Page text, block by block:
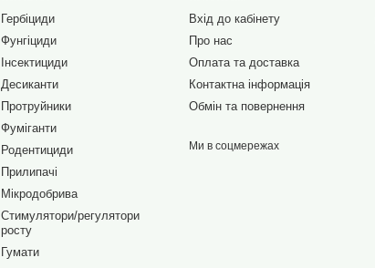
Гербіциди
Фунгіциди
Інсектициди
Десиканти
Протруйники
Фуміганти
Родентициди
Прилипачі
Мікродобрива
Стимулятори/регулятори
росту
Гумати
Вхід до кабінету
Про нас
Оплата та доставка
Контактна інформація
Обмін та повернення
Ми в соцмережах